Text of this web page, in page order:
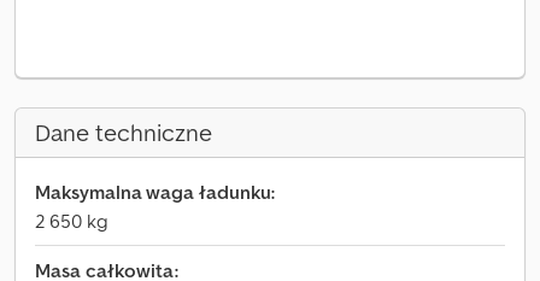
Dane techniczne
Maksymalna waga ładunku:
2 650 kg
Masa całkowita: